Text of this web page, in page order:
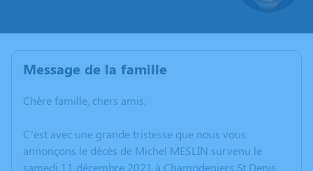
Message de la famille
Chère famille, chers amis,
C’est avec une grande tristesse que nous vous
annonçons le décès de Michel MESLIN survenu le
samedi 11 décembre 2021 à Champdeniers St Denis.